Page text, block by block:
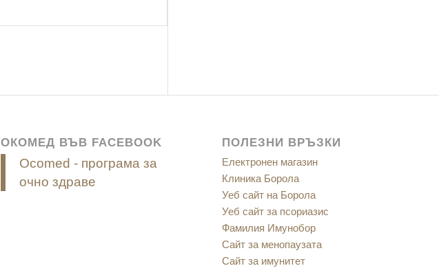
ОКОМЕД ВЪВ FACEBOOK
Ocomed - програма за
очно здраве
ПОЛЕЗНИ ВРЪЗКИ
Електронен магазин
Клиника Борола
Уеб сайт на Борола
Уеб сайт за псориазис
Фамилия Имунобор
Сайт за менопаузата
Сайт за имунитет